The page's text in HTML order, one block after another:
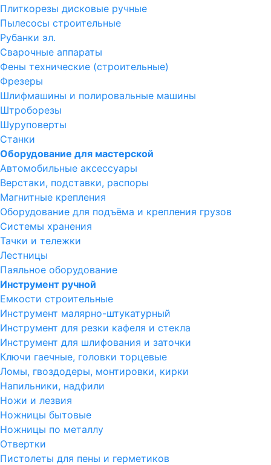
Плиткорезы дисковые ручные
Пылесосы строительные
Рубанки эл.
Сварочные аппараты
Фены технические (строительные)
Фрезеры
Шлифмашины и полировальные машины
Штроборезы
Шуруповерты
Станки
Оборудование для мастерской
Автомобильные аксессуары
Верстаки, подставки, распоры
Магнитные крепления
Оборудование для подъёма и крепления грузов
Системы хранения
Тачки и тележки
Лестницы
Паяльное оборудование
Инструмент ручной
Емкости строительные
Инструмент малярно-штукатурный
Инструмент для резки кафеля и стекла
Инструмент для шлифования и заточки
Ключи гаечные, головки торцевые
Ломы, гвоздодеры, монтировки, кирки
Напильники, надфили
Ножи и лезвия
Ножницы бытовые
Ножницы по металлу
Отвертки
Пистолеты для пены и герметиков